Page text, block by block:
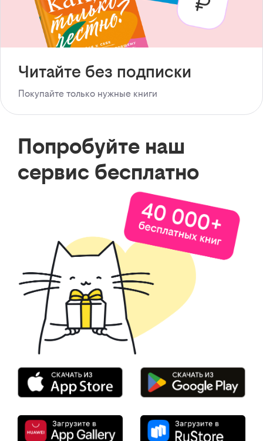
Читайте без подписки
Покупайте только нужные книги
Попробуйте наш
сервис бесплатно